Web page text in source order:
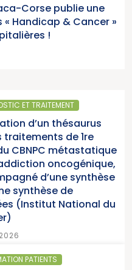
Corse publie une
Handicap & Cancer »
!
du